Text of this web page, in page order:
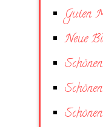
Guten
Neue